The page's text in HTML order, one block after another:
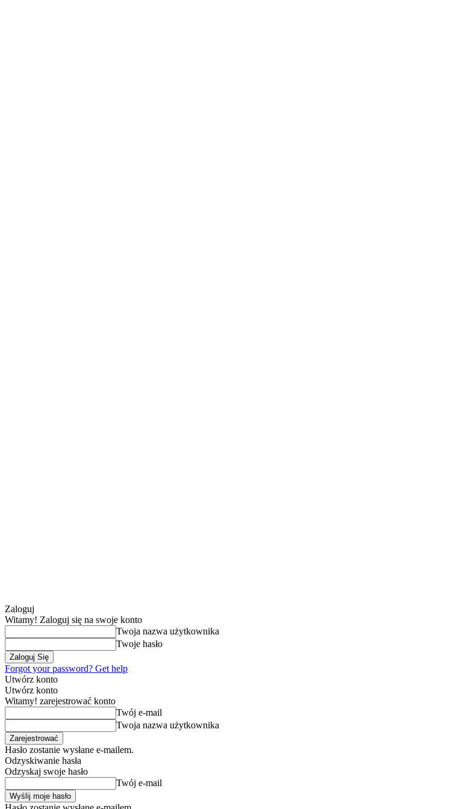
Zaloguj
Witamy! Zaloguj się na swoje konto
Twoja nazwa użytkownika
Twoje hasło
Forgot your password? Get help
Utwórz konto
Utwórz konto
Witamy! zarejestrować konto
Twój e-mail
Twoja nazwa użytkownika
Hasło zostanie wysłane e-mailem.
Odzyskiwanie hasła
Odzyskaj swoje hasło
Twój e-mail